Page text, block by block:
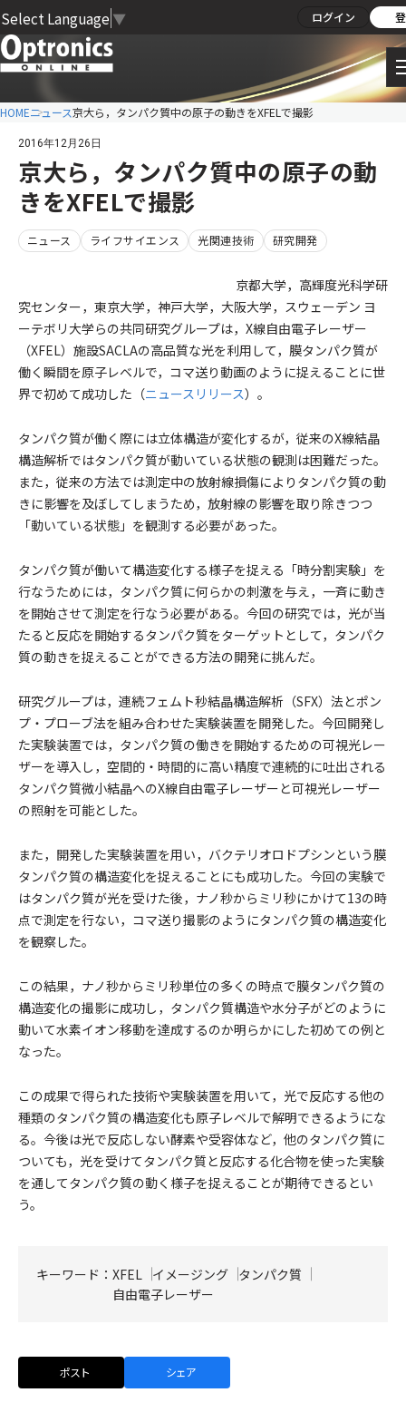
Select Language ▼ ログイン
HOMEニュース京大ら，タンパク質中の原子の動きをXFELで撮影
2016年12月26日
京大ら，タンパク質中の原子の動
きをXFELで撮影
ニュース ライフサイエンス 光関連技術 研究開発
京都大学，高輝度光科学研
究センター，東京大学，神戸大学，大阪大学，スウェーデン ヨ
ーテボリ大学らの共同研究グループは，X線自由電子レーザー
（XFEL）施設SACLAの高品質な光を利用して，膜タンパク質が
働く瞬間を原子レベルで，コマ送り動画のように捉えることに世
界で初めて成功した（ニュースリリース）。
タンパク質が働く際には立体構造が変化するが，従来のX線結晶
構造解析ではタンパク質が動いている状態の観測は困難だった。
また，従来の方法では測定中の放射線損傷によりタンパク質の動
きに影響を及ぼしてしまうため，放射線の影響を取り除きつつ
「動いている状態」を観測する必要があった。
タンパク質が働いて構造変化する様子を捉える「時分割実験」を
行なうためには，タンパク質に何らかの刺激を与え，一斉に動き
を開始させて測定を行なう必要がある。今回の研究では，光が当
たると反応を開始するタンパク質をターゲットとして，タンパク
質の動きを捉えることができる方法の開発に挑んだ。
研究グループは，連続フェムト秒結晶構造解析（SFX）法とポン
プ・プローブ法を組み合わせた実験装置を開発した。今回開発し
た実験装置では，タンパク質の働きを開始するための可視光レー
ザーを導入し，空間的・時間的に高い精度で連続的に吐出される
タンパク質微小結晶へのX線自由電子レーザーと可視光レーザー
の照射を可能とした。
また，開発した実験装置を用い，バクテリオロドプシンという膜
タンパク質の構造変化を捉えることにも成功した。今回の実験で
はタンパク質が光を受けた後，ナノ秒からミリ秒にかけて13の時
点で測定を行ない，コマ送り撮影のようにタンパク質の構造変化
を観察した。
この結果，ナノ秒からミリ秒単位の多くの時点で膜タンパク質の
構造変化の撮影に成功し，タンパク質構造や水分子がどのように
動いて水素イオン移動を達成するのか明らかにした初めての例と
なった。
この成果で得られた技術や実験装置を用いて，光で反応する他の
種類のタンパク質の構造変化も原子レベルで解明できるようにな
る。今後は光で反応しない酵素や受容体など，他のタンパク質に
ついても，光を受けてタンパク質と反応する化合物を使った実験
を通してタンパク質の動く様子を捉えることが期待できるとい
う。
キーワード： XFEL イメージング タンパク質
自由電子レーザー
ポスト シェア